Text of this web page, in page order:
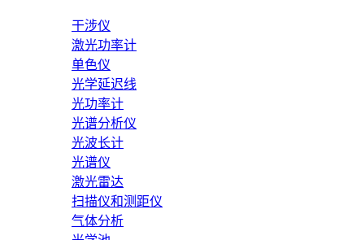
干涉仪
激光功率计
单色仪
光学延迟线
光功率计
光谱分析仪
光波长计
光谱仪
激光雷达
扫描仪和测距仪
气体分析